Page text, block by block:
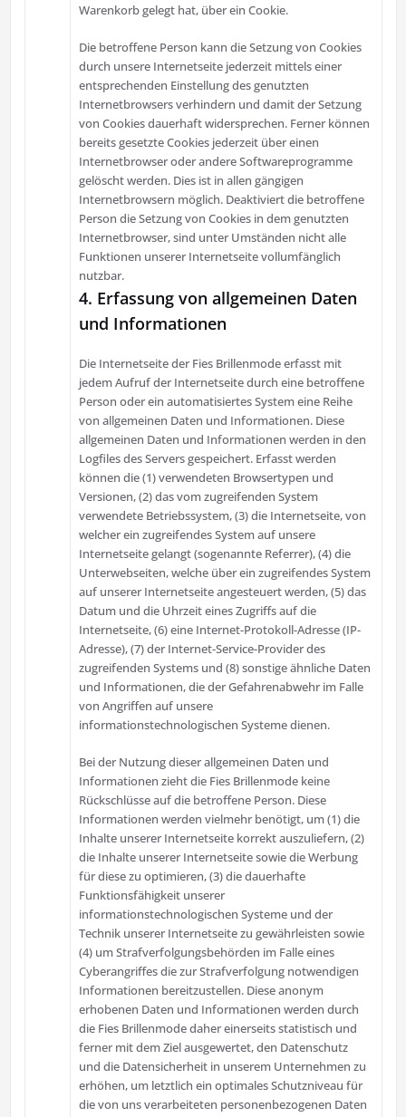
Warenkorb gelegt hat, über ein Cookie.
Die betroffene Person kann die Setzung von Cookies
durch unsere Internetseite jederzeit mittels einer
entsprechenden Einstellung des genutzten
Internetbrowsers verhindern und damit der Setzung
von Cookies dauerhaft widersprechen. Ferner können
bereits gesetzte Cookies jederzeit über einen
Internetbrowser oder andere Softwareprogramme
gelöscht werden. Dies ist in allen gängigen
Internetbrowsern möglich. Deaktiviert die betroffene
Person die Setzung von Cookies in dem genutzten
Internetbrowser, sind unter Umständen nicht alle
Funktionen unserer Internetseite vollumfänglich
nutzbar.
4. Erfassung von allgemeinen Daten
und Informationen
Die Internetseite der Fies Brillenmode erfasst mit
jedem Aufruf der Internetseite durch eine betroffene
Person oder ein automatisiertes System eine Reihe
von allgemeinen Daten und Informationen. Diese
allgemeinen Daten und Informationen werden in den
Logfiles des Servers gespeichert. Erfasst werden
können die (1) verwendeten Browsertypen und
Versionen, (2) das vom zugreifenden System
verwendete Betriebssystem, (3) die Internetseite, von
welcher ein zugreifendes System auf unsere
Internetseite gelangt (sogenannte Referrer), (4) die
Unterwebseiten, welche über ein zugreifendes System
auf unserer Internetseite angesteuert werden, (5) das
Datum und die Uhrzeit eines Zugriffs auf die
Internetseite, (6) eine Internet-Protokoll-Adresse (IP-
Adresse), (7) der Internet-Service-Provider des
zugreifenden Systems und (8) sonstige ähnliche Daten
und Informationen, die der Gefahrenabwehr im Falle
von Angriffen auf unsere
informationstechnologischen Systeme dienen.
Bei der Nutzung dieser allgemeinen Daten und
Informationen zieht die Fies Brillenmode keine
Rückschlüsse auf die betroffene Person. Diese
Informationen werden vielmehr benötigt, um (1) die
Inhalte unserer Internetseite korrekt auszuliefern, (2)
die Inhalte unserer Internetseite sowie die Werbung
für diese zu optimieren, (3) die dauerhafte
Funktionsfähigkeit unserer
informationstechnologischen Systeme und der
Technik unserer Internetseite zu gewährleisten sowie
(4) um Strafverfolgungsbehörden im Falle eines
Cyberangriffes die zur Strafverfolgung notwendigen
Informationen bereitzustellen. Diese anonym
erhobenen Daten und Informationen werden durch
die Fies Brillenmode daher einerseits statistisch und
ferner mit dem Ziel ausgewertet, den Datenschutz
und die Datensicherheit in unserem Unternehmen zu
erhöhen, um letztlich ein optimales Schutzniveau für
die von uns verarbeiteten personenbezogenen Daten